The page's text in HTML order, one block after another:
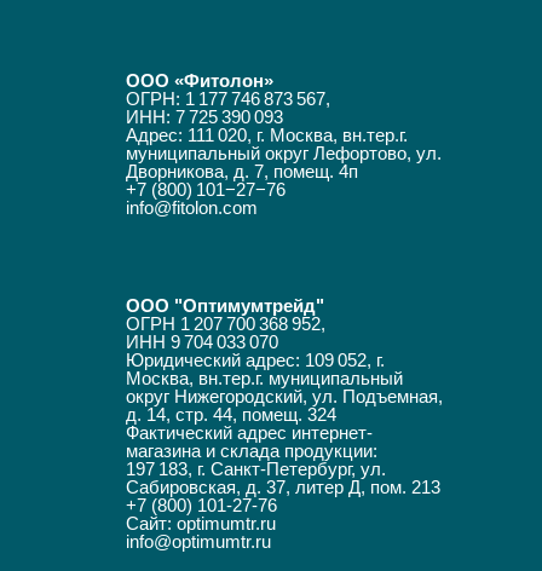
ООО «Фитолон»
ОГРН: 1 177 746 873 567,
ИНН: 7 725 390 093
Адрес: 111 020, г. Москва, вн.тер.г.
муниципальный округ Лефортово, ул.
Дворникова, д. 7, помещ. 4п
+7 (800) 101−27−76
info@fitolon.com
ООО "Оптимумтрейд"
ОГРН 1 207 700 368 952,
ИНН 9 704 033 070
Юридический адрес: 109 052, г.
Москва, вн.тер.г. муниципальный
округ Нижегородский, ул. Подъемная,
д. 14, стр. 44, помещ. 324
Фактический адрес интернет-
магазина и склада продукции:
197 183, г. Санкт-Петербург, ул.
Сабировская, д. 37, литер Д, пом. 213
+7 (800) 101-27-76
Сайт: optimumtr.ru
info@optimumtr.ru